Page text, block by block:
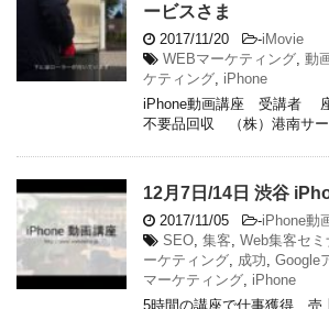
ービスさま
2017/11/20 -iMovie
WEBマーケティング, 動
ケティング, iPhone
iPhone動画講座 受講者
不要品回収 （株）港南サ
12月7日/14日 渋谷
2017/11/05 -iPhone動
SEO, 集客, Web集客セミ
ーケティング, 成功, Google
マーケティング, iPhone
5時間の講座で仕事獲得 売